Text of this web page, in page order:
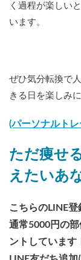
く過程が楽しい
います。
ぜひ気分転換で
きる日を楽しみ
(パーソナルト
ただ痩せ
えたいあ
こちらのLINE登
通常5000円の
ントしています